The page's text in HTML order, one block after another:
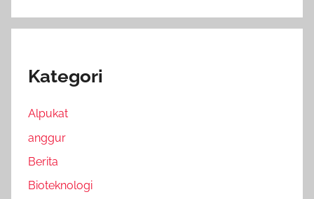
Kategori
Alpukat
anggur
Berita
Bioteknologi